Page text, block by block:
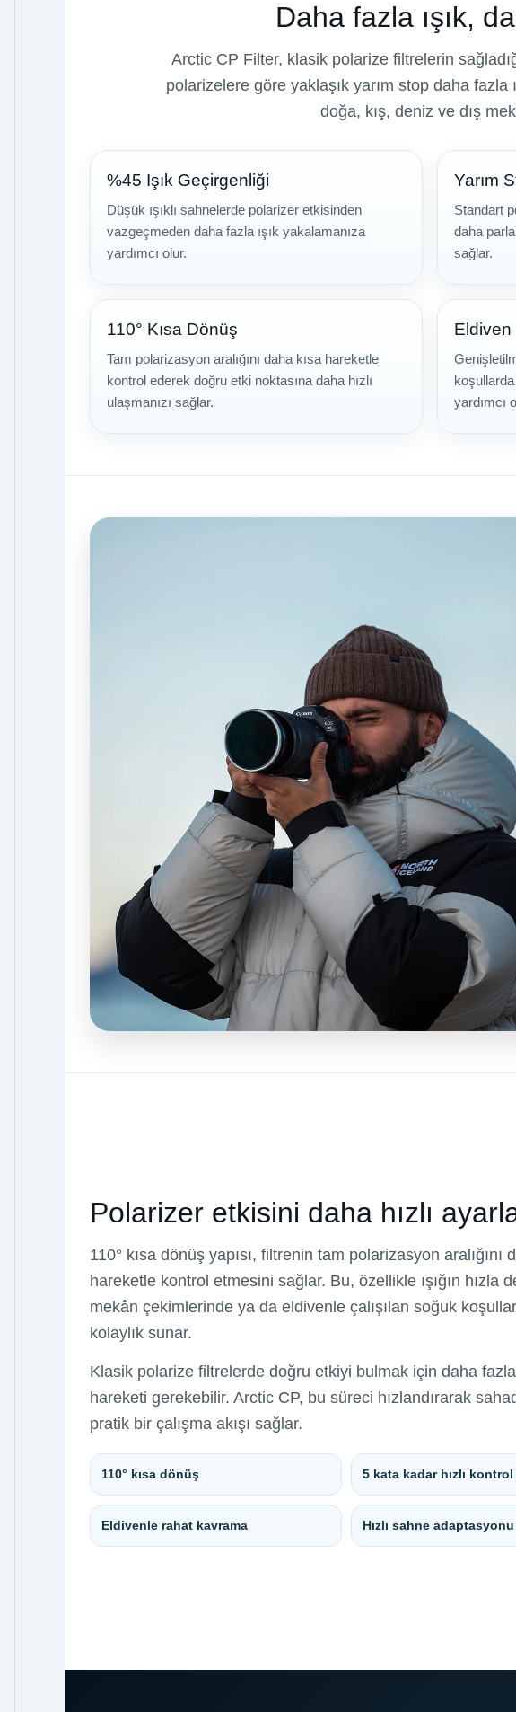
Daha fazla ışık,
Arctic CP Filter, klasik polarize filtrelerin
polarizelere göre yaklaşık yarım stop daha fazla
doğa, kış, deniz ve dış
%45 Işık Geçirgenliği
Düşük ışıklı sahnelerde polarizer etkisinden
vazgeçmeden daha fazla ışık yakalamanıza
yardımcı olur.
Yarım
Standart
daha
sağlar.
110° Kısa Dönüş
Tam polarizasyon aralığını daha kısa hareketle
kontrol ederek doğru etki noktasına daha hızlı
ulaşmanızı sağlar.
yardımcı
Polarizer etkisini daha hızlı
110° kısa dönüş yapısı, filtrenin tam polarizasyon aralığını
hareketle kontrol etmesini sağlar. Bu, özellikle ışığın hızla
mekân çekimlerinde ya da eldivenle çalışılan soğuk
kolaylık sunar.
Klasik polarize filtrelerde doğru etkiyi bulmak için daha
hareketi gerekebilir. Arctic CP, bu süreci hızlandırarak
pratik bir çalışma akışı sağlar.
110° kısa dönüş 5 kata kadar hızlı kontrol
Eldivenle rahat kavrama Hızlı sahne adaptasyonu